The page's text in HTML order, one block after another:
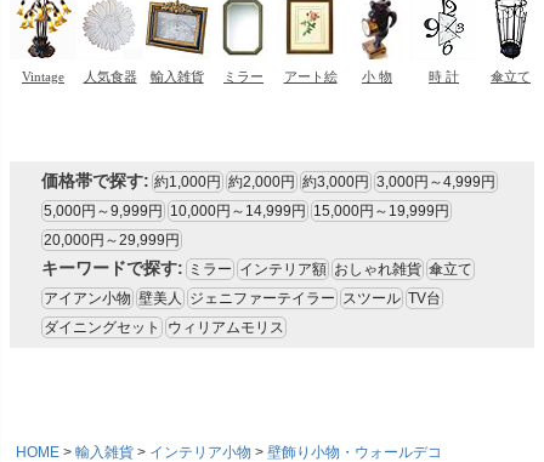
価格帯で探す: 約1,000円 約2,000円 約3,000円 3,000円～4,999円
5,000円～9,999円
10,000円～14,999円
15,000円～19,999円
20,000円～29,999円
キーワードで探す: ミラー インテリア額 おしゃれ雑貨 傘立て
アイアン小物 壁美人 ジェニファーテイラー スツール TV台
ダイニングセット
ウィリアムモリス
HOME 輸入雑貨 インテリア小物
壁飾り小物・ウォールデコ